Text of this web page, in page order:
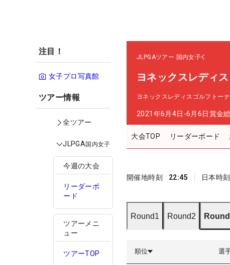
注目！
女子プロ写真館
ツアー情報
全ツアー
JLPGA国内女子
今週の大会
リーダーボ
ード
ツアーメニ
ュー
ツアーTOP
JLPGAツアー 国内女子
ヨネックスレディ
ヨネックスレディスゴルフトー
2021年6月4日-6月6日賞金
大会TOP リーダーボード
開催地時刻 22:45 日本時刻
Round1 Round2
順位 選